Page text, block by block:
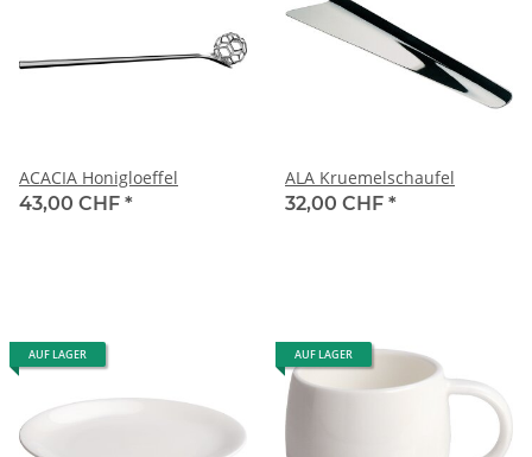
ACACIA Honigloeffel
43,00 CHF *
ALA Kruemelschaufel
32,00 CHF *
AUF LAGER AUF LAGER